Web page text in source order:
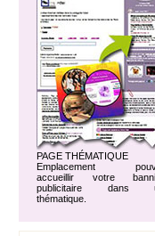
PAGE THÉMATIQUE
Emplacement
accueillir votre
publicitaire dans
thématique.